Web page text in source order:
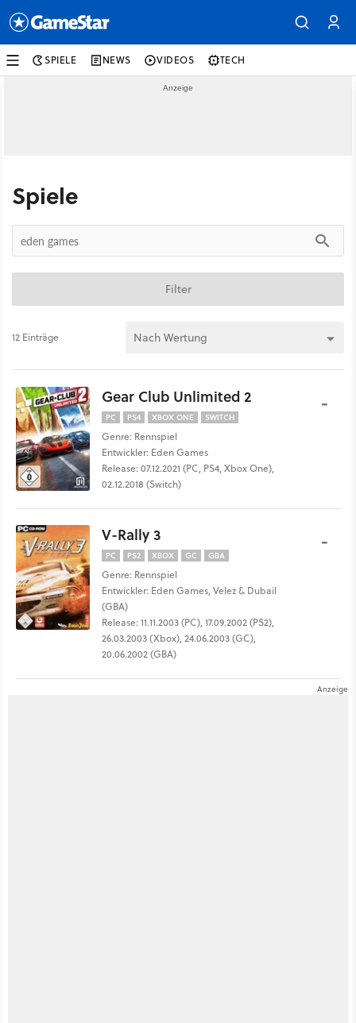
SPIELE NEWS VIDEOS TECH
Spiele
Filter
12 Einträge
Gear Club Unlimited 2
PC PS4 XBOX ONE SWITCH
Genre: Rennspiel
Entwickler: Eden Games
Release: 07.12.2021 (PC, PS4, Xbox One),
02.12.2018 (Switch)
-
V-Rally 3
PC PS2 XBOX GC GBA
Genre: Rennspiel
Entwickler: Eden Games, Velez & Dubail
(GBA)
Release: 11.11.2003 (PC), 17.09.2002 (PS2),
26.03.2003 (Xbox), 24.06.2003 (GC),
20.06.2002 (GBA)
-